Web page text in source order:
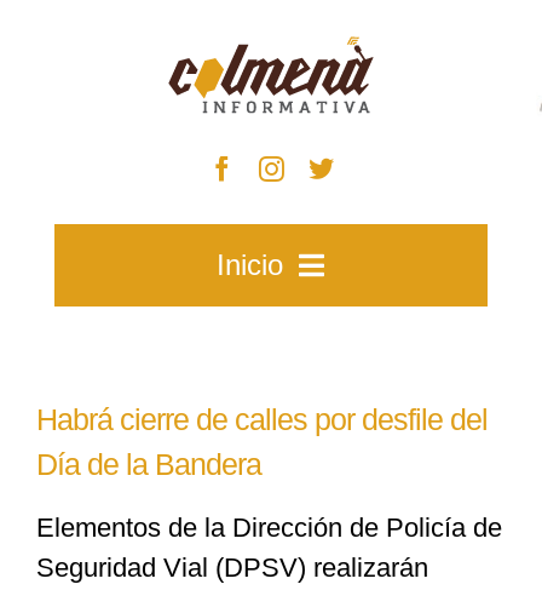
Inicio
Zacatecas
Municipios
Habrá cierre de calles por desfile del
Día de la Bandera
Elementos de la Dirección de Policía de
Seguridad Vial (DPSV) realizarán